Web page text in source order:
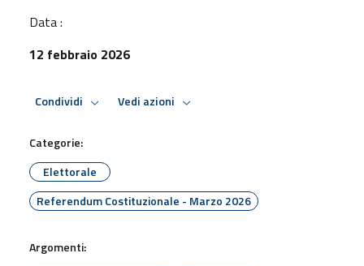
Data :
12 febbraio 2026
Condividi Vedi azioni
Categorie:
Elettorale
Referendum Costituzionale - Marzo 2026
Argomenti: